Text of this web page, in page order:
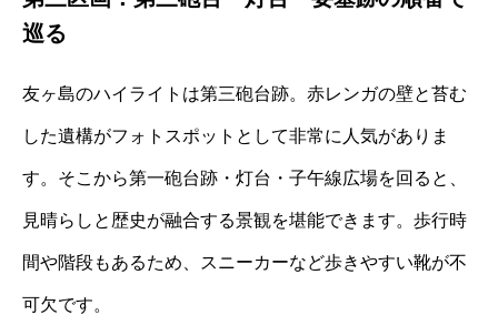
巡る
友ヶ島のハイライトは第三砲台跡。赤レンガの壁と苔む
した遺構がフォトスポットとして非常に人気がありま
す。そこから第一砲台跡・灯台・子午線広場を回ると、
見晴らしと歴史が融合する景観を堪能できます。歩行時
間や階段もあるため、スニーカーなど歩きやすい靴が不
可欠です。